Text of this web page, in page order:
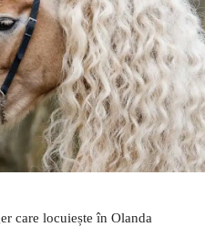
care locuiește în Olanda